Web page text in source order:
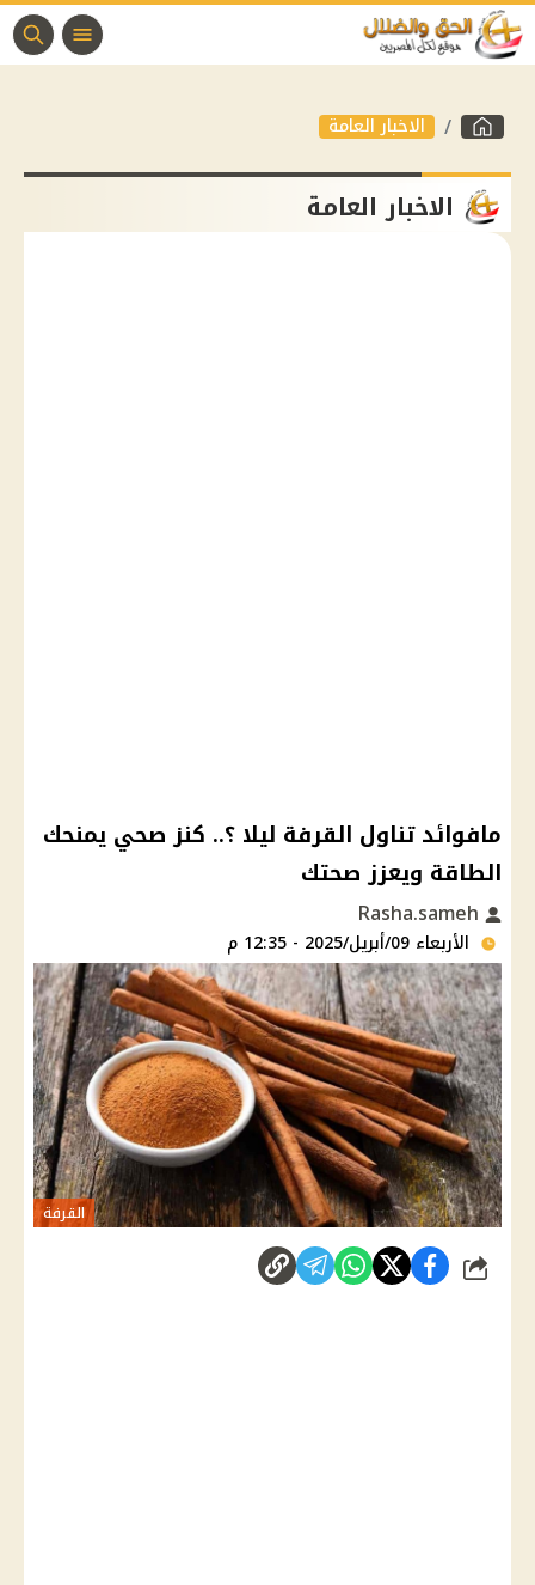
الاخبار العامة
الاخبار العامة
مافوائد تناول القرفة ليلا ؟.. كنز صحي يمنحك
الطاقة ويعزز صحتك
الأربعاء 09/أبريل/2025 - 12:35 م
القرفة
شارك